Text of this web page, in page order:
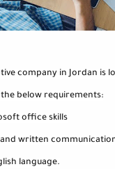
company in Jordan is
below requirements:
office skills
and written
language.